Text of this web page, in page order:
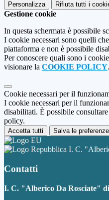
Personalizza Rifiuta tutti i
Gestione cookie
In questa schermata è possibile
I cookie necessari sono quelli
piattaforma e non è possibile
Per conoscere quali sono i
visionare la COOKIE POLICY.
Cookie necessari per il
I cookie necessari per il
disabilitati. È possibile
policy.
Accetta tutti Salva le preferenze
I. C.
Contatti
I. C. "Alberico Da Rosciate"